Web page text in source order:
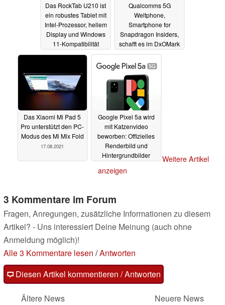
Das RockTab U210 ist
ein robustes Tablet mit
Intel-Prozessor, hellem
Display und Windows
11-Kompatibilität
17.08.2021
Qualcomms 5G
Weltphone,
Smartphone for
Snapdragon Insiders,
schafft es im DxOMark
517.08.2021
Das Xiaomi Mi Pad 5
Pro unterstützt den PC-
Modus des Mi Mix Fold
17.08.2021
Google Pixel 5a wird
mit Katzenvideo
beworben: Offizielles
Renderbild und
Hintergrundbilder
Weitere Artikel
anzeigen
3 Kommentare im Forum
Fragen, Anregungen, zusätzliche Informationen zu diesem
Artikel? - Uns interessiert Deine Meinung (auch ohne
Anmeldung möglich)!
Alle 3 Kommentare lesen /Antworten
Diesen Artikel kommentieren / Antworten
Ältere News
Neuere News